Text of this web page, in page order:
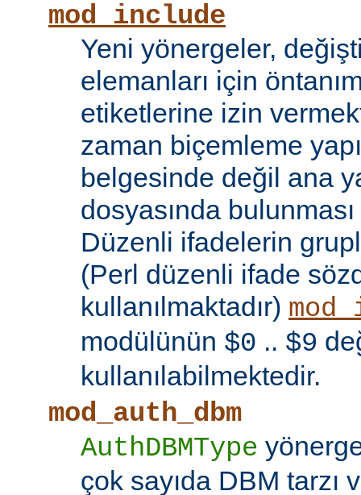
mod_include
Yeni yönergeler,
elemanları için
etiketlerine izin
zaman biçemleme
belgesinde değil ana
dosyasında
Düzenli ifadelerin
(Perl düzenli ifade
kullanılmaktadır)
modülünün $0 .. $9
kullanılabilmektedir.
mod_auth_dbm
AuthDBMType
çok sayıda DBM tarzı